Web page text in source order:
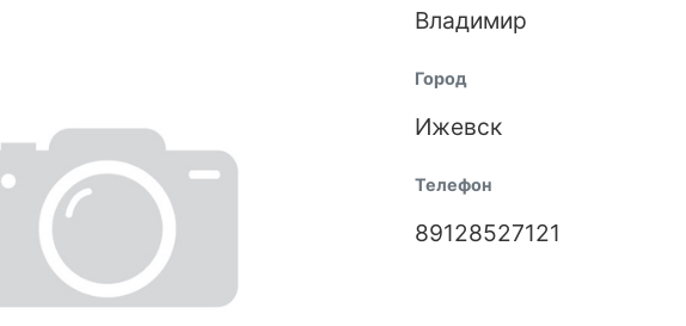
Владимир
Город
Ижевск
Телефон
89128527121